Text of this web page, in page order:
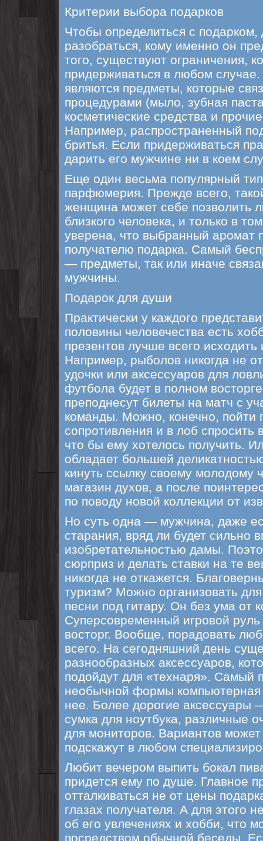
Критерии выбора подарков
Чтобы определиться с подарком,
разобраться, кому именно он
того, существуют ограничения,
придерживаться в любом
являются предметы, которые
процедурами (мыло, зубная
косметические средства и
Например, распространенный
бритья. Если придерживаться
дарить его мужчине ни в коем
Еще один весьма популярный
парфюмерия. Прежде всего,
женщина может себе позволить
близкого человека, и только в
уверена, что выбранный аромат
получателю подарка. Самый
— предметы, так или иначе
мужчины.
Подарок для души
Практически у каждого
половины человечества есть
презентов лучше всего исходить
Например, рыболов никогда не
удочки или аксессуаров для
футбола будет в полном
преподнесут билеты на матч с
команды. Можно, конечно, пойти
сопротивления и в лоб спросить
что бы ему хотелось получить.
обладает большей
кинуть ссылку своему молодому
магазин духов, а после
по поводу новой коллекции от
Но суть одна — мужчина, даже
старания, вряд ли будет сильно
изобретательностью дамы.
сюрприз и делать ставки на те
никогда не откажется.
туризм? Можно организовать
песни под гитару. Он без ума от
Суперсовременный игровой руль
восторг. Вообще, порадовать
всего. На сегодняшний день
разнообразных аксессуаров,
подойдут для «технаря». Самый
необычной формы
нее. Более дорогие аксессуары
сумка для ноутбука, различные
для мониторов. Вариантов
подскажут в любом
Любит вечером выпить бокал
придется ему по душе. Главное
отталкиваться не от цены
глазах получателя. А для этого
об его увлечениях и хобби, что
посредством обычной беседы.